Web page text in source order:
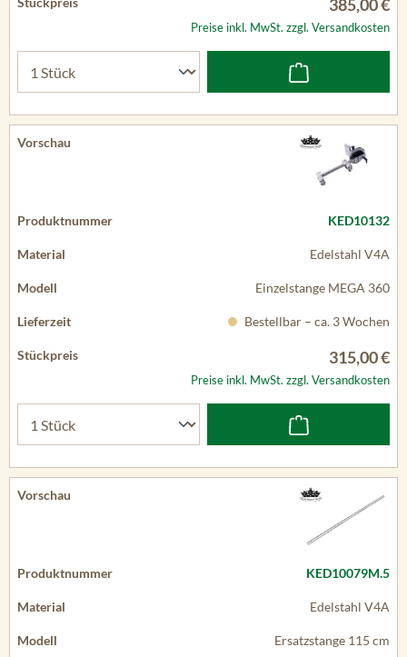
385,00 €
Preise inkl. MwSt. zzgl. Versandkosten
KED10132
Edelstahl V4A
Einzelstange MEGA 360
Bestellbar – ca. 3 Wochen
315,00 €
Preise inkl. MwSt. zzgl. Versandkosten
KED10079M.5
Edelstahl V4A
Ersatzstange 115 cm